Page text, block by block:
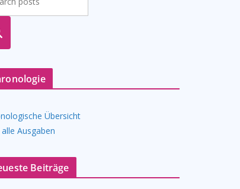
Übersicht
Ausgaben
Beiträge